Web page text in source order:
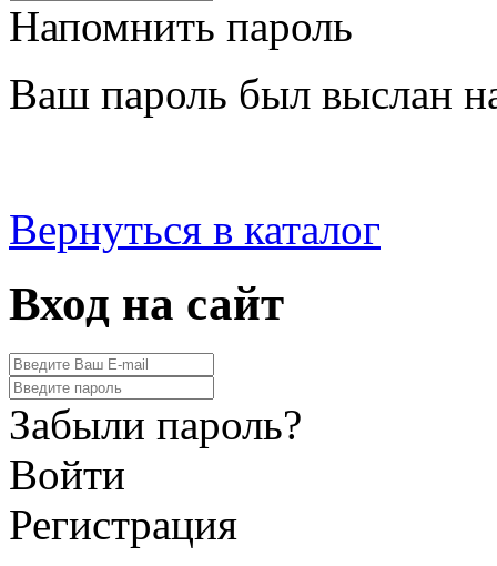
Напомнить пароль
Ваш пароль был выслан
Вернуться в каталог
Вход на сайт
Забыли пароль?
Войти
Регистрация